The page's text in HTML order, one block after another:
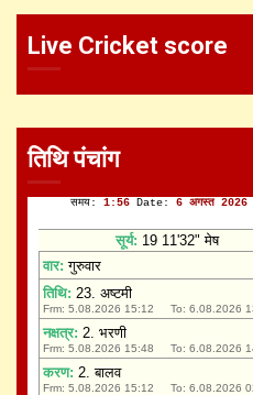
Live Cricket score
तिथि पंचांग